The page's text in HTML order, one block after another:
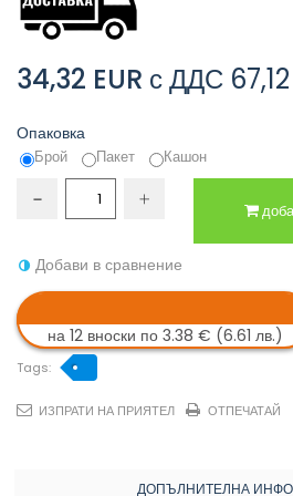
34,32 EUR с ДДС
Опаковка
Брой Пакет Кашон
Добави в сравнение
на 12 вноски по 3.38 € (6.61 лв.)
Tags:
ИЗПРАТИ НА ПРИЯТЕЛ ОТПЕЧАТАЙ
ДОПЪЛНИТЕЛНА